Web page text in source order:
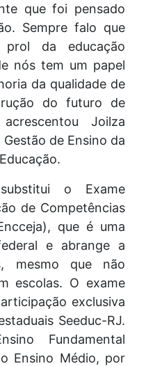
que foi pensado
Sempre falo que
da educação
nós tem um papel
da qualidade de
do futuro de
Joilza
de Ensino da
o Exame
de Competências
que é uma
e abrange a
mesmo que não
escolas. O exame
exclusiva
Seeduc-RJ.
Fundamental
Ensino Médio, por